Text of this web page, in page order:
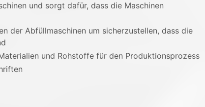
und sorgt dafür, dass die Maschinen
der Abfüllmaschinen um sicherzustellen, dass die
und Rohstoffe für den Produktionsprozess